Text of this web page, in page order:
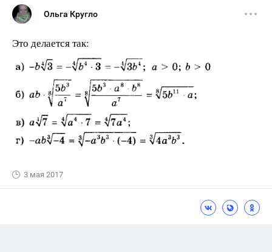
Ольга Кругло
Это делается так:
3 мая 2017